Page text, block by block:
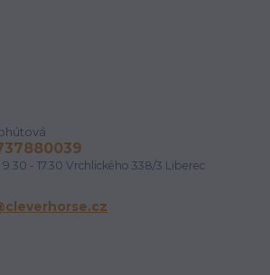
9.30 - 17.30 Vrchlického 338/3 Liberec
Kč radost?